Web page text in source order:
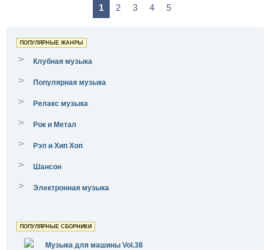
1 2 3 4 5
ПОПУЛЯРНЫЕ ЖАНРЫ
> Клубная музыка
> Популярная музыка
> Релакс музыка
> Рок и Метал
> Рэп и Хип Хоп
> Шансон
> Электронная музыка
ПОПУЛЯРНЫЕ СБОРНИКИ
Музыка для машины Vol.38